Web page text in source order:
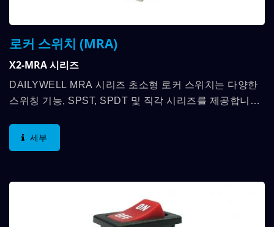
로커 스위치 (MRA)
X2-MRA 시리즈
DAILYWELL MRA 시리즈 초소형 로커 스위치는 다양한
스위칭 기능, SPST, SPDT 및 직각 시리즈를 제공합니다.
VAC입니다. DAILYWELL...
세부